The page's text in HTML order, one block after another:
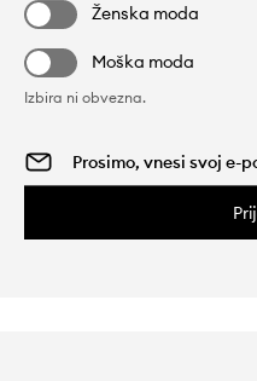
Ženska moda
Moška moda
Izbira ni obvezna.